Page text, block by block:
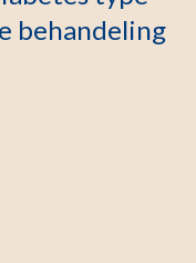
behandeling